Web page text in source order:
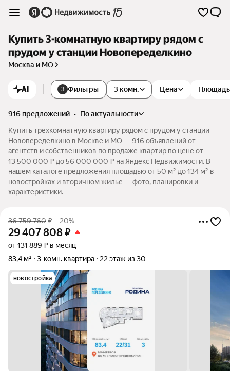
Купить 3-комнатную квартиру рядом с
прудом у станции Новопеределкино
Москва и МО
AI 3 Фильтры 3 комн. Цена Площадь
916 предложений •
по актуальности
Купить трехкомнатную квартиру рядом с прудом у станции
Новопеределкино в Москве и МО — 916 объявлений от
агентств и собственников по продаже квартир по цене от
13 500 000 ₽ до 56 000 000 ₽ на Яндекс Недвижимости. В
нашем каталоге предложения площадью от 50 м² до 134 м² в
новостройках и вторичном жилье — фото, планировки и
характеристики.
36 759 760₽ –20%
29 407 808₽
от 131 889 ₽ в месяц
83,4 м²
3-комн. квартира 22 этаж из 30
новостройка